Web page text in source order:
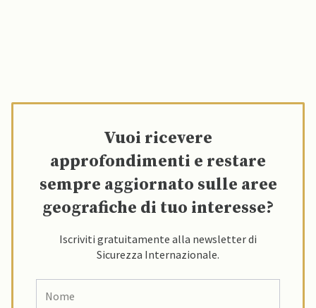
Vuoi ricevere
approfondimenti e restare
sempre aggiornato sulle aree
geografiche di tuo interesse?
Iscriviti gratuitamente alla newsletter di
Sicurezza Internazionale.